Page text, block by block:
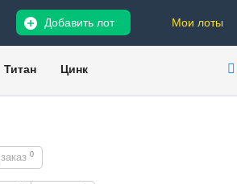
Мои лоты
Добавить лот
Титан Цинк
0